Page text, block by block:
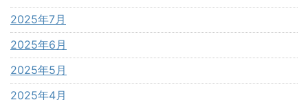
2025年7月
2025年6月
2025年5月
2025年4月